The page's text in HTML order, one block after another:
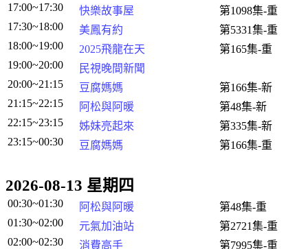
17:00~17:30
快樂故事屋
第1098集-重
17:30~18:00
美鳳有約
第5331集-重
18:00~19:00
2025飛龍在天
第165集-重
19:00~20:00
民視晚間新聞
20:00~21:15
豆腐媽媽
第166集-新
21:15~22:15
阿松與阿暖
第48集-新
22:15~23:15
姊妹亮起來
第335集-新
23:15~00:30
豆腐媽媽 第166集-重
2026-08-13 星期四
00:30~01:30 阿松與阿暖
第48集-重
01:30~02:00
元氣加油站
第2721集-重
02:00~02:30
消費高手
第7995集-重